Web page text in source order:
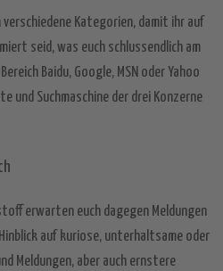
Kategorien, damit ihr auf
seid, was euch schlussendlich am
Baidu, Google, MSN oder Yahoo
und Suchmaschine der drei Konzerne
erwarten euch dagegen Meldungen
auf kuriose, unterhaltsame oder
Meldungen, aber auch ernstere